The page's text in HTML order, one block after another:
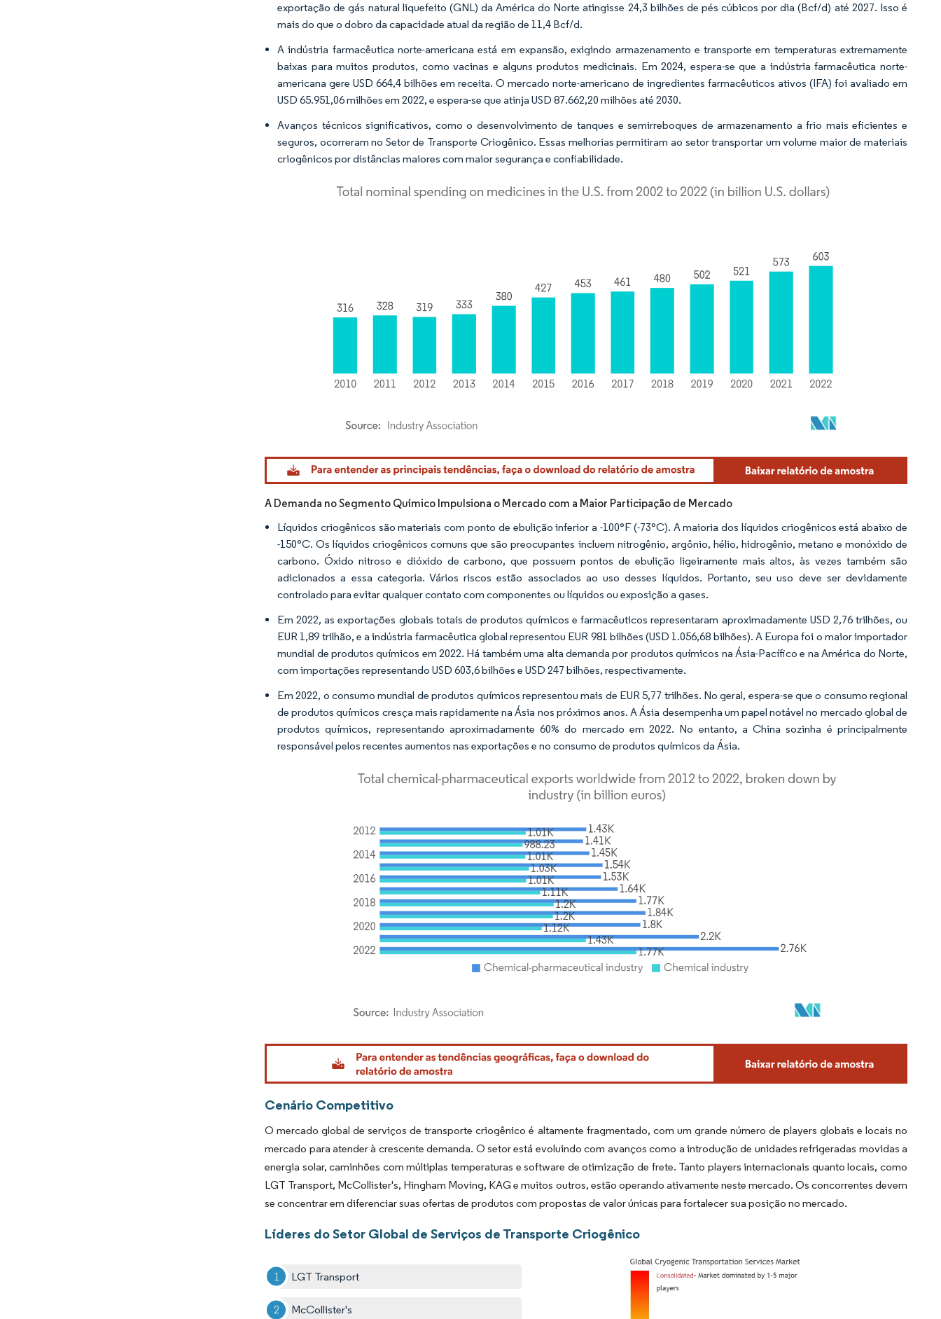
exportação de gás natural liquefeito (GNL) da América do Norte atingisse 24,3 bilhões de pés cúbicos por dia (Bcf/d) até 2027. Isso é
mais do que o dobro da capacidade atual da região de 11,4 Bcf/d.
A indústria farmacêutica norte-americana está em expansão, exigindo armazenamento e transporte em temperaturas extremamente
baixas para muitos produtos, como vacinas e alguns produtos medicinais. Em 2024, espera-se que a indústria farmacêutica norte-
americana gere USD 664,4 bilhões em receita. O mercado norte-americano de ingredientes farmacêuticos ativos (IFA) foi avaliado em
USD 65.951,06 milhões em 2022, e espera-se que atinja USD 87.662,20 milhões até 2030.
Avanços técnicos significativos, como o desenvolvimento de tanques e semirreboques de armazenamento a frio mais eficientes e
seguros, ocorreram no Setor de Transporte Criogênico. Essas melhorias permitiram ao setor transportar um volume maior de materiais
criogênicos por distâncias maiores com maior segurança e confiabilidade.
Imagem © Mordor Intelligence. O reuso requer atribuição conforme CC BY 4.0.
A Demanda no Segmento Químico Impulsiona o Mercado com a Maior Participação de Mercado
Líquidos criogênicos são materiais com ponto de ebulição inferior a -100°F (-73°C). A maioria dos líquidos criogênicos está abaixo de
-150°C. Os líquidos criogênicos comuns que são preocupantes incluem nitrogênio, argônio, hélio, hidrogênio, metano e monóxido de
carbono. Óxido nitroso e dióxido de carbono, que possuem pontos de ebulição ligeiramente mais altos, às vezes também são
adicionados a essa categoria. Vários riscos estão associados ao uso desses líquidos. Portanto, seu uso deve ser devidamente
controlado para evitar qualquer contato com componentes ou líquidos ou exposição a gases.
Em 2022, as exportações globais totais de produtos químicos e farmacêuticos representaram aproximadamente USD 2,76 trilhões, ou
EUR 1,89 trilhão, e a indústria farmacêutica global representou EUR 981 bilhões (USD 1.056,68 bilhões). A Europa foi o maior importador
mundial de produtos químicos em 2022. Há também uma alta demanda por produtos químicos na Ásia-Pacífico e na América do Norte,
com importações representando USD 603,6 bilhões e USD 247 bilhões, respectivamente.
Em 2022, o consumo mundial de produtos químicos representou mais de EUR 5,77 trilhões. No geral, espera-se que o consumo regional
de produtos químicos cresça mais rapidamente na Ásia nos próximos anos. A Ásia desempenha um papel notável no mercado global de
produtos químicos, representando aproximadamente 60% do mercado em 2022. No entanto, a China sozinha é principalmente
responsável pelos recentes aumentos nas exportações e no consumo de produtos químicos da Ásia.
Imagem © Mordor Intelligence. O reuso requer atribuição conforme CC BY 4.0.
Cenário Competitivo
O mercado global de serviços de transporte criogênico é altamente fragmentado, com um grande número de players globais e locais no
mercado para atender à crescente demanda. O setor está evoluindo com avanços como a introdução de unidades refrigeradas movidas a
energia solar, caminhões com múltiplas temperaturas e software de otimização de frete. Tanto players internacionais quanto locais, como
LGT Transport, McCollister's, Hingham Moving, KAG e muitos outros, estão operando ativamente neste mercado. Os concorrentes devem
se concentrar em diferenciar suas ofertas de produtos com propostas de valor únicas para fortalecer sua posição no mercado.
Líderes do Setor Global de Serviços de Transporte Criogênico
LGT Transport
McCollister's